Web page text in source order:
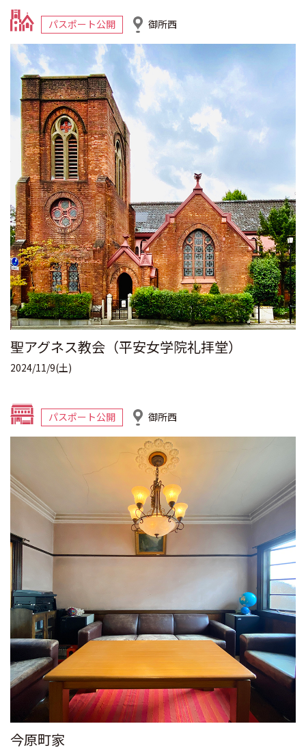
パスポート公開 御所西
聖アグネス教会（平安女学院礼拝堂）
2024/11/9(土)
パスポート公開 御所西
今原町家